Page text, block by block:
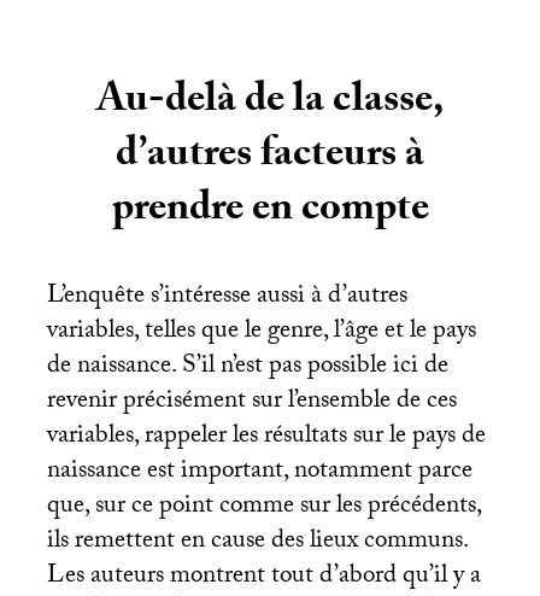
Au-delà de la classe,
d’autres facteurs à
prendre en compte
L’enquête s’intéresse aussi à d’autres
variables, telles que le genre, l’âge et le pays
de naissance. S’il n’est pas possible ici de
revenir précisément sur l’ensemble de ces
variables, rappeler les résultats sur le pays de
naissance est important, notamment parce
que, sur ce point comme sur les précédents,
ils remettent en cause des lieux communs.
Les auteurs montrent tout d’abord qu’il y a